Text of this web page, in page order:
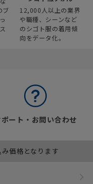
ブ
12,000人以上の業界
や職種、シーンなど
のシゴト服の着用傾
向をデータ化。
ート・お問い合わせ
価格となります